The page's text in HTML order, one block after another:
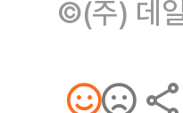
©(주) 데